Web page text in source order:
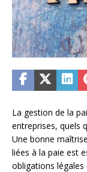
La gestion de la
entreprises, quels
Une bonne
liées à la paie est
obligations légales